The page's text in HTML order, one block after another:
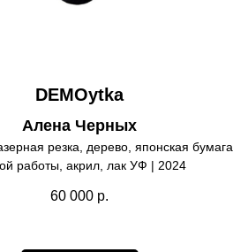
DEMOytka
Алена Черных
резка, дерево, японская бумага
работы, акрил, лак УФ | 2024
60 000 р.